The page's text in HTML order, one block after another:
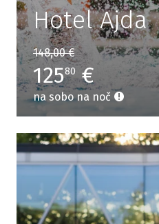
Hotel Ajda
148,00 €
12580€
na sobo na noč